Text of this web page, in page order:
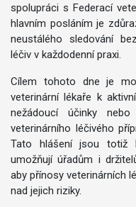
spolupráci s Federací
hlavním posláním je
neustálého sledování
léčiv v každodenní praxi.
Cílem tohoto dne je
veterinární lékaře k
nežádoucí účinky
veterinárního léčivého
Tato hlášení jsou totiž
umožňují úřadům i
aby přínosy veterinárních
nad jejich riziky.